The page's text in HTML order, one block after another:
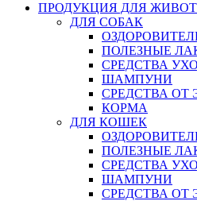
ПРОДУКЦИЯ ДЛЯ
ДЛЯ СОБАК
ПОЛЕЗНЫЕ
СРЕДСТВА
ШАМПУНИ
СРЕДСТВА ОТ
КОРМА
ДЛЯ КОШЕК
ПОЛЕЗНЫЕ
СРЕДСТВА
ШАМПУНИ
СРЕДСТВА ОТ